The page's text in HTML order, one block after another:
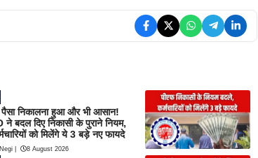
निकालना हुआ और भी आसान!
ने बदल दिए निकासी के पुराने नियम,
को मिलेंगे ये 3 बड़े नए फायदे
8 August 2026